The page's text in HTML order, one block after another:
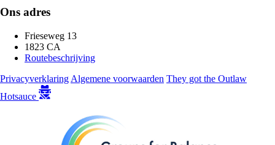
Ons adres
Frieseweg 13
1823 CA
Routebeschrijving
Privacyverklaring Algemene voorwaarden They got the Outlaw
Hotsauce